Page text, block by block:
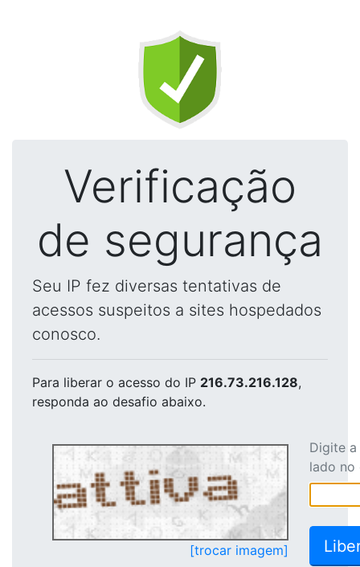
Verificação
de segurança
Seu IP fez diversas tentativas de
acessos suspeitos a sites hospedados
conosco.
Para liberar o acesso do IP 216.73.216.128,
responda ao desafio abaixo.
[trocar imagem]
Digite
lado no